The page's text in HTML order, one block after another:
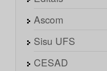
Ascom
Sisu UFS
CESAD